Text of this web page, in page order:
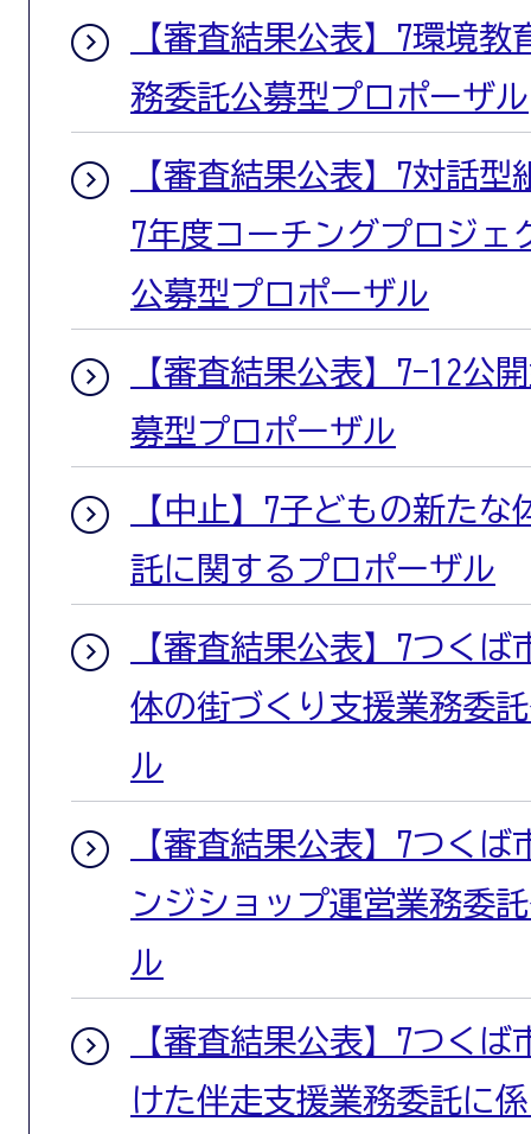
【審査結果公表】7環境
務委託公募型プロポーザル
【審査結果公表】7対話
7年度コーチングプロジェ
公募型プロポーザル
【審査結果公表】7-12公
募型プロポーザル
【中止】7子どもの新た
託に関するプロポーザル
【審査結果公表】7つく
体の街づくり支援業務委
ル
【審査結果公表】7つく
ンジショップ運営業務委
ル
【審査結果公表】7つく
けた伴走支援業務委託に